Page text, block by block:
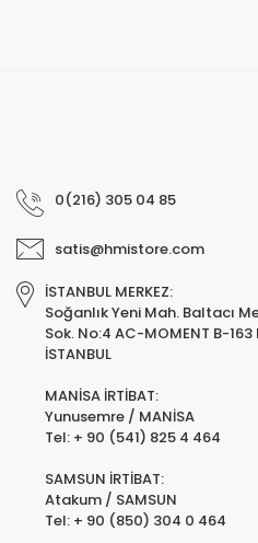
0(216) 305 04 85
satis@hmistore.com
İSTANBUL MERKEZ:
Soğanlık Yeni Mah. Baltacı
Sok. No:4 AC-MOMENT B-
İSTANBUL
MANİSA İRTİBAT:
Yunusemre / MANİSA
Tel: + 90 (541) 825 4 464
SAMSUN İRTİBAT:
Atakum / SAMSUN
Tel: + 90 (850) 304 0 464